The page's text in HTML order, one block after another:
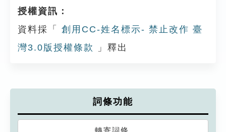
授權資訊：
資料採「
創用CC-姓名標示- 禁止改作 臺
灣3.0版授權條款
」釋出
詞條功能
轉寄詞條